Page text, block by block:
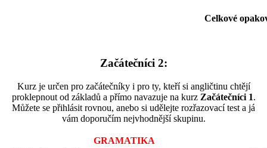
Celkové
Začátečníci 2:
Kurz je určen pro začátečníky i pro ty, kteří si angličtinu chtějí
proklepnout od základů a přímo navazuje na kurzZačátečníci 1.
Můžete se přihlásit rovnou, anebo si udělejte rozřazovací test a já
vám doporučím nejvhodnější skupinu.
GRAMATIKA